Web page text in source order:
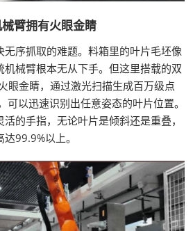
臂拥有火眼金睛
无序抓取的难题。料箱里的叶片毛坯像
机械臂根本无从下手。但这里搭载的双
眼金睛，通过激光扫描生成百万级点
以迅速识别出任意姿态的叶片位置。
的手指，无论叶片是倾斜还是重叠，
99.9%以上。